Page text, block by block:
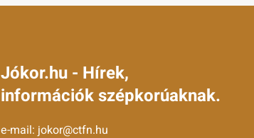
Jókor.hu - Hírek,
információk szépkorúaknak.
e-mail: jokor@ctfn.hu